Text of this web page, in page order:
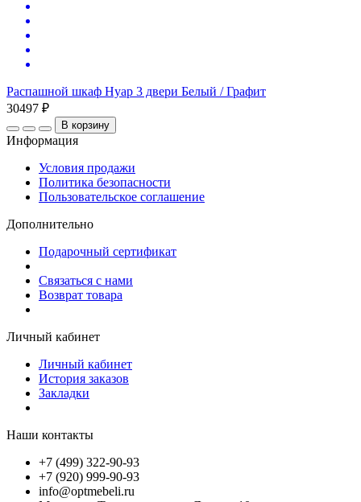
Распашной шкаф Нуар 3 двери Белый / Графит
30497 ₽
В корзину
Информация
Условия продажи
Политика безопасности
Пользовательское соглашение
Дополнительно
Подарочный сертификат
Связаться с нами
Возврат товара
Личный кабинет
Личный кабинет
История заказов
Закладки
Наши контакты
+7 (499) 322-90-93
+7 (920) 999-90-93
info@optmebeli.ru